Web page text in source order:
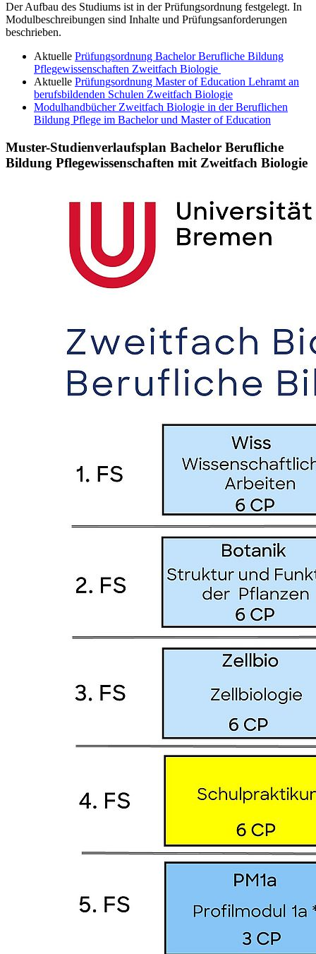
Der Aufbau des Studiums ist in der Prüfungsordnung festgelegt. In
Modulbeschreibungen sind Inhalte und Prüfungsanforderungen
beschrieben.
Aktuelle Prüfungsordnung Bachelor Berufliche Bildung
Pflegewissenschaften Zweitfach Biologie
Aktuelle Prüfungsordnung Master of Education Lehramt an
berufsbildenden Schulen Zweitfach Biologie
Modulhandbücher Zweitfach Biologie in der Beruflichen
Bildung Pflege im Bachelor und Master of Education
Muster-Studienverlaufsplan Bachelor Berufliche
Bildung Pflegewissenschaften mit Zweitfach Biologie